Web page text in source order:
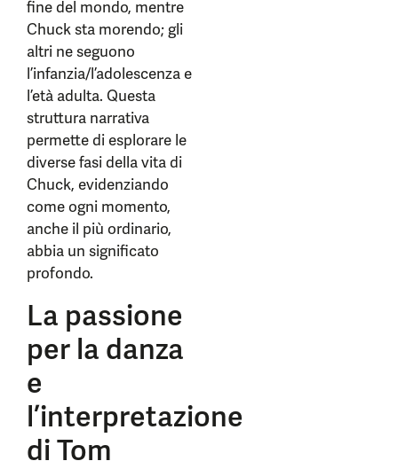
fine del mondo, mentre
Chuck sta morendo; gli
altri ne seguono
l’infanzia/l’adolescenza e
l’età adulta. Questa
struttura narrativa
permette di esplorare le
diverse fasi della vita di
Chuck, evidenziando
come ogni momento,
anche il più ordinario,
abbia un significato
profondo.
La passione
per la danza
e
l’interpretazione
di Tom